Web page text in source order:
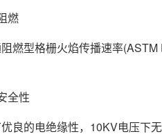
燃
燃型格栅火焰传播速率
性
的电绝缘性，10KV电压下无